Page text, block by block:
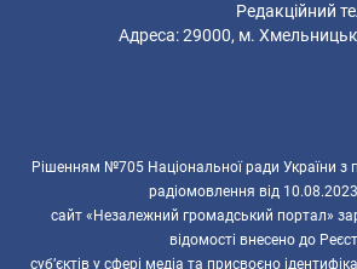
Редакційний
Адреса: 29000, м.
Рішенням №705 Національної ради України з
радіомовлення від
сайт «Незалежний громадський портал»
відомості внесено до
суб’єктів у сфері медіа та присвоєно